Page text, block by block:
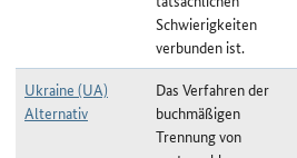
Schwierigkeiten
verbunden ist.
Ukraine (UA)
Alternativ
Das Verfahren der
buchmäßigen
Trennung von